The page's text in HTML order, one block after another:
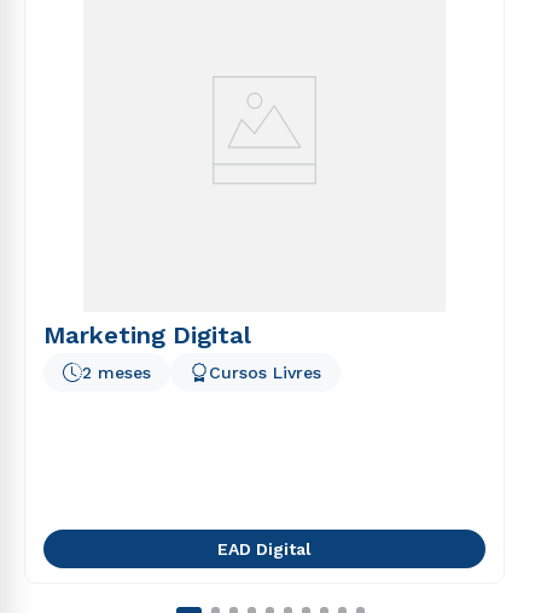
Marketing Digital
2 meses Cursos Livres
EAD Digital